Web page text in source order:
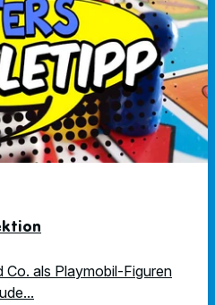
Co. als Playmobil-Figuren